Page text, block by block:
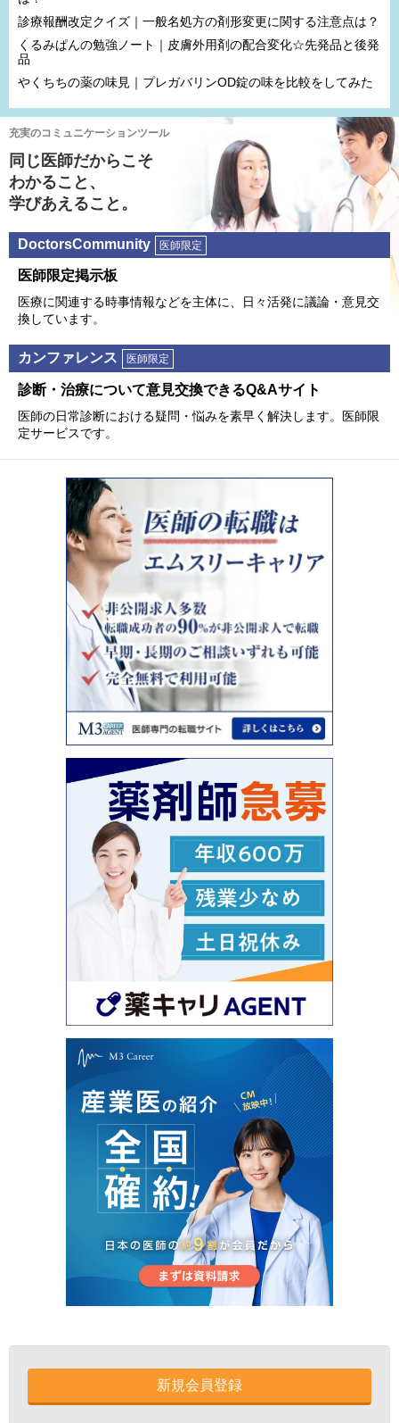
診療報酬改定クイズ｜一般名処方の剤形変更に関する注意点は？
くるみぱんの勉強ノート｜皮膚外用剤の配合変化☆先発品と後発
品
やくちちの薬の味見｜プレガバリンOD錠の味を比較をしてみた
充実のコミュニケーションツール
同じ医師だからこそ
わかること、
学びあえること。
DoctorsCommunity 医師限定
医師限定掲⽰板
医療に関連する時事情報などを主体に、⽇々活発に議論・意⾒交
換しています。
カンファレンス 医師限定
診断・治療について意⾒交換できるQ&Aサイト
医師の⽇常診断における疑問・悩みを素早く解決します。医師限
定サービスです。
新規会員登録